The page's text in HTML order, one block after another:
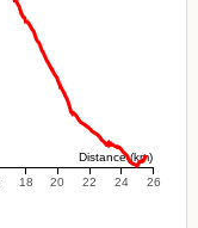
18 20 22 24 26
Distance (km)